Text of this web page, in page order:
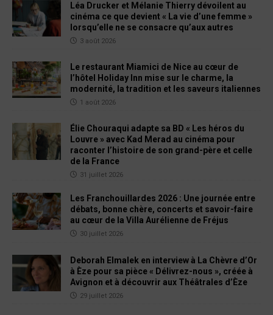
Léa Drucker et Mélanie Thierry dévoilent au
cinéma ce que devient « La vie d’une femme »
lorsqu’elle ne se consacre qu’aux autres
3 août 2026
Le restaurant Miamici de Nice au cœur de
l’hôtel Holiday Inn mise sur le charme, la
modernité, la tradition et les saveurs italiennes
1 août 2026
Élie Chouraqui adapte sa BD « Les héros du
Louvre » avec Kad Merad au cinéma pour
raconter l’histoire de son grand-père et celle
de la France
31 juillet 2026
Les Franchouillardes 2026 : Une journée entre
débats, bonne chère, concerts et savoir-faire
au cœur de la Villa Aurélienne de Fréjus
30 juillet 2026
Deborah Elmalek en interview à La Chèvre d’Or
à Èze pour sa pièce « Délivrez-nous », créée à
Avignon et à découvrir aux Théâtrales d’Èze
29 juillet 2026